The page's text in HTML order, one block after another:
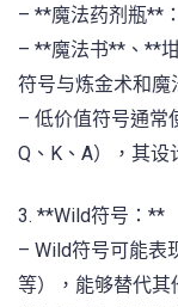
– **魔法药剂瓶**
– **魔法书**、**
符号与炼金术和魔
– 低价值符号通常
Q、K、A），其设
3. **Wild符号：**
– Wild符号可能表
等），能够替代其